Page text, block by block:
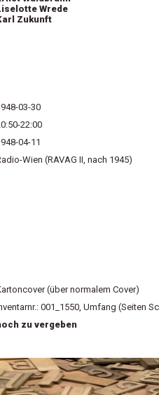
Wrede
Zukunft
03-30
22:00
04-11
Wien (RAVAG II, nach 1945)
(über normalem Cover)
001_1550, Umfang (Seiten
zu vergeben